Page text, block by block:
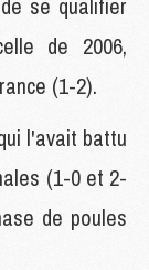
de 2006,
(1-2).
l'avait battu
(1-0 et 2-
de poules